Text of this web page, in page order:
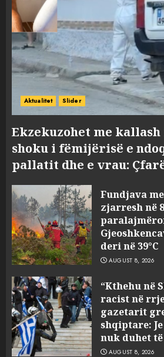
Aktualitet Slider
Ekzekuzohet me
shoku i fëmijërisë e
pallatit dhe e vrau:
Fundjava
zjarresh në
deri në 39°C
AUGUST 8, 2026
“Kthehu në
racist në
gazetarit
shqiptare:
nuk duhet
AUGUST 8, 2026